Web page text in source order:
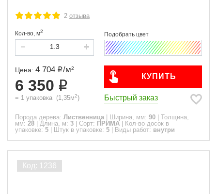
2 отзыва
Кол-во, м2
Цена: 4 704 /м2
6 350
= 1 упаковка (1,35м2)
КУПИТЬ
Быстрый заказ
Порода дерева: Лиственница Ширина, мм: 90
Толщина,
мм: 28 Длина, м: 3 Сорт: ПРИМА
Кол-во досок в
упаковке: 5 Штук в упаковке: 5 Виды работ: внутри